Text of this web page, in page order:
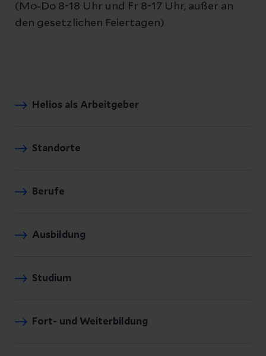
(Mo-Do 8-18 Uhr und Fr 8-17 Uhr, außer an
den gesetzlichen Feiertagen)
Helios als Arbeitgeber
Standorte
Berufe
Ausbildung
Studium
Fort- und Weiterbildung